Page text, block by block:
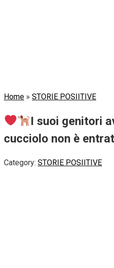
Home » STORIE POSIITIVE
I suoi genitori
cucciolo non è
Category: STORIE POSIITIVE